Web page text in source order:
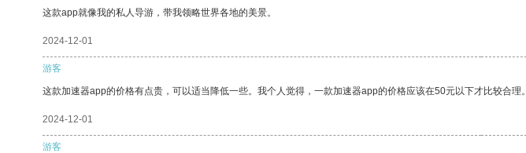
这款app就像我的私人导游，带我领略世界各地的美景。
2024-12-01
游客
这款加速器app的价格有点贵，可以适当降低一些。我个人觉得，一款加速器app的价格应该在50元以下才比较合理。
2024-12-01
游客